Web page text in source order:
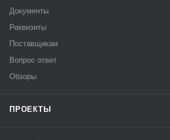
Документы
Реквизиты
Поставщикам
Вопрос ответ
Обзоры
ПРОЕКТЫ